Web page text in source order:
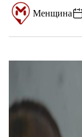
Менщина